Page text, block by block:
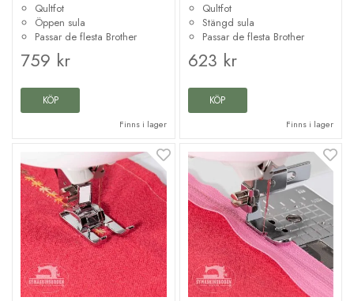
Qultfot
Öppen sula
Passar de flesta Brother
759 kr
KÖP
Finns i lager
Qultfot
Stängd sula
Passar de flesta Brother
623 kr
KÖP
Finns i lager